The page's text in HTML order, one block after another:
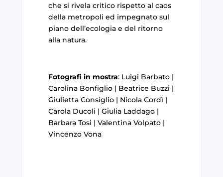
che si rivela critico rispetto al caos
della metropoli ed impegnato sul
piano dell’ecologia e del ritorno
alla natura.
Fotografi in mostra: Luigi Barbato |
Carolina Bonfiglio | Beatrice Buzzi |
Giulietta Consiglio | Nicola Cordì |
Carola Ducoli | Giulia Laddago |
Barbara Tosi | Valentina Volpato |
Vincenzo Vona